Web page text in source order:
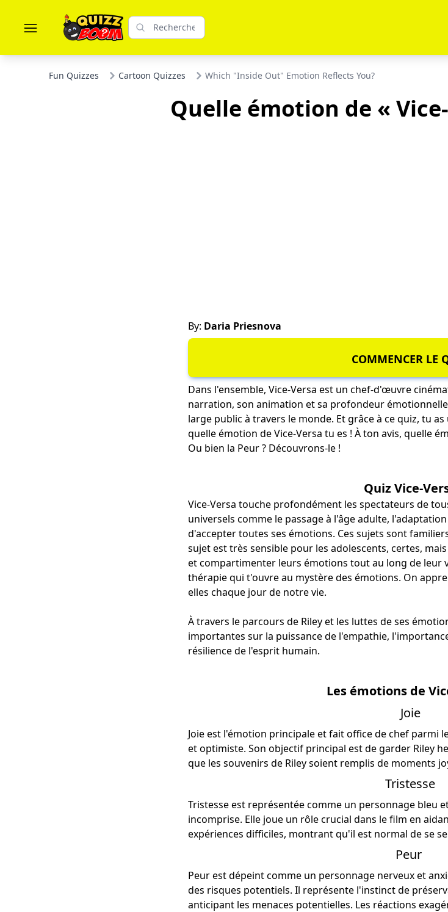
Fun Quizzes Cartoon Quizzes Which "Inside Out" Emotion Reflects You?
Quelle émotion de «
By: Daria Priesnova
COMMENCER LE
Dans l'ensemble, Vice-Versa est un chef-d'œuvre
narration, son animation et sa profondeur
large public à travers le monde. Et grâce à ce quiz, tu
quelle émotion de Vice-Versa tu es ! À ton avis, quelle
Ou bien la Peur ? Découvrons-le !
Quiz Vice-
Vice-Versa touche profondément les spectateurs de
universels comme le passage à l'âge adulte,
d'accepter toutes ses émotions. Ces sujets sont
sujet est très sensible pour les adolescents, certes,
et compartimenter leurs émotions tout au long de leur
thérapie qui t'ouvre au mystère des émotions. On
elles chaque jour de notre vie.
À travers le parcours de Riley et les luttes de ses
importantes sur la puissance de l'empathie,
résilience de l'esprit humain.
Les émotions de
Joie
Joie est l'émotion principale et fait office de chef parmi
et optimiste. Son objectif principal est de garder Riley
que les souvenirs de Riley soient remplis de moments
Tristesse
Tristesse est représentée comme un personnage bleu
incomprise. Elle joue un rôle crucial dans le film en
expériences difficiles, montrant qu'il est normal de se
Peur
Peur est dépeint comme un personnage nerveux et
des risques potentiels. Il représente l'instinct de
anticipant les menaces potentielles. Les réactions